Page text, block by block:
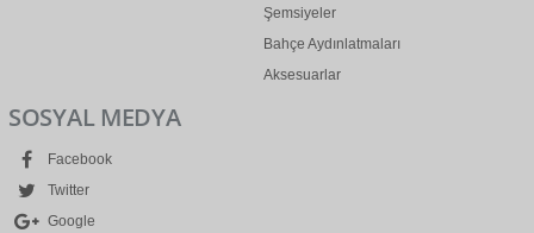
Şemsiyeler
Bahçe Aydınlatmaları
Aksesuarlar
SOSYAL MEDYA
Facebook
Twitter
Google